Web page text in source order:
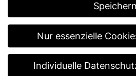
Speichern
Nur essenzielle
Individuelle